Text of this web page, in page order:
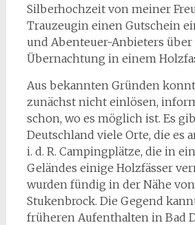
Silberhochzeit von meiner
Trauzeugin einen Gutschein
und Abenteuer-Anbieters über
Übernachtung in einem
Aus bekannten Gründen
zunächst nicht einlösen,
schon, wo es möglich ist. Es
Deutschland viele Orte, die es
i. d. R. Campingplätze, die in
Geländes einige Holzfässer
wurden fündig in der Nähe
Stukenbrock. Die Gegend
früheren Aufenthalten in Bad